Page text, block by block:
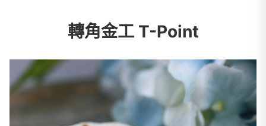
轉角金工 T-Point